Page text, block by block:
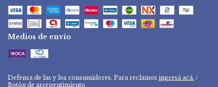
Medios de envío
Defensa de las y los consumidores. Para reclamos ingresá acá. /
Botón de arrepentimiento